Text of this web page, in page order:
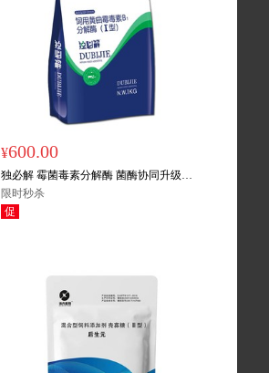
¥600.00
独必解 霉菌毒素分解酶 菌酶协同升级版
1kg/袋 拌料4吨
限时秒杀
促
5赠1